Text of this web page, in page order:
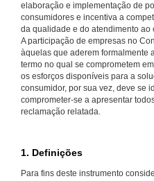
elaboração e implementação de
consumidores e incentiva a
da qualidade e do atendimento ao
A participação de empresas no
àquelas que aderem formalmente
termo no qual se comprometem
os esforços disponíveis para a
consumidor, por sua vez, deve se
comprometer-se a apresentar
reclamação relatada.
1. Definições
Para fins deste instrumento